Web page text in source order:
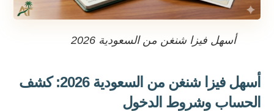
أسهل فيزا شنغن من السعودية 2026
أسهل فيزا شنغن من السعودية 2026: كشف
الحساب وشروط الدخول